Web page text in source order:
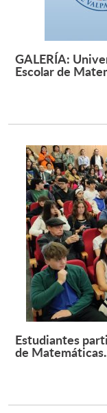
GALERÍA:
Escolar de
Estudiantes
de